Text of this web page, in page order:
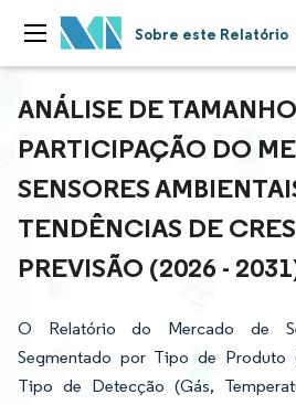
Sobre este Relatório
ANÁLISE DE
PARTICIPAÇÃO DO
SENSORES
TENDÊNCIAS DE
PREVISÃO (2026 -
O Relatório do Mercado de
Segmentado por Tipo de Produto
Tipo de Detecção (Gás,